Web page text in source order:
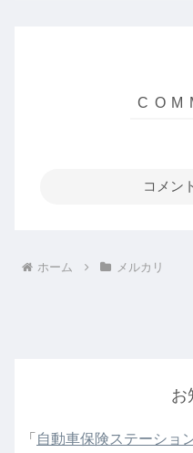
コメン
ホーム メルカリ
お
「 自動車保険ステーショ